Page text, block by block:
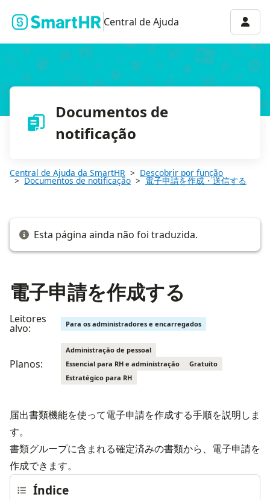
Central de Ajuda
Documentos de
notificação
Central de Ajuda da SmartHR Descobrir por função
Documentos de notificação 電子申請を作成・送信する
Esta página ainda não foi traduzida.
電子申請を作成する
Leitores
alvo: Para os administradores e encarregados
Planos:
Administração de pessoal
Essencial para RH e administração
Gratuito
Estratégico para RH
届出書類機能を使って電子申請を作成する手順を説明しま
す。
書類グループに含まれる確定済みの書類から、電子申請を
作成できます。
Índice